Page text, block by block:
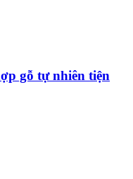
gỗ tự nhiên tiện